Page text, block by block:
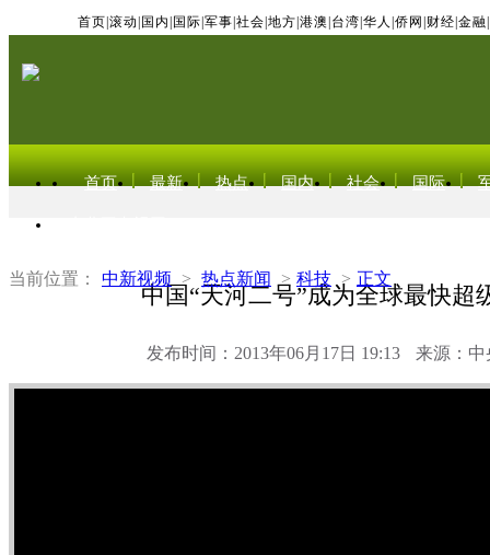
首页 滚动 国内 国际 军事 社会 地方 港澳 台湾 华人 侨网 财经 金融
首页 最新 热点 国内 社会 国际
当前位置： 中新视频 > 热点新闻 > 科技 > 正文
中国“天河二号”成为全球最快超
发布时间：2013年06月17日 19:13 来源：中